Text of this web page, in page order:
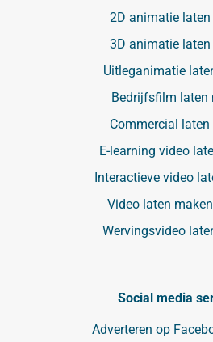
2D animatie laten
3D animatie laten
Uitleganimatie
Bedrijfsfilm laten
Commercial laten
E-learning video
Interactieve video
Video laten
Wervingsvideo
Social media
Adverteren op